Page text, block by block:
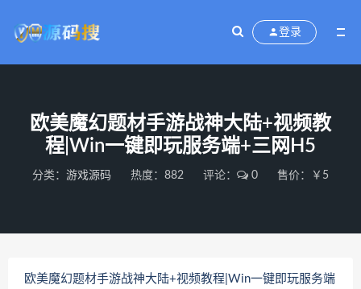
登录
欧美魔幻题材手游战神大陆+视频教
程|Win一键即玩服务端+三网H5
分类： 游戏源码 热度：882 评论： 0 售价：￥5
欧美魔幻题材手游战神大陆+视频教程|Win一键即玩服务端